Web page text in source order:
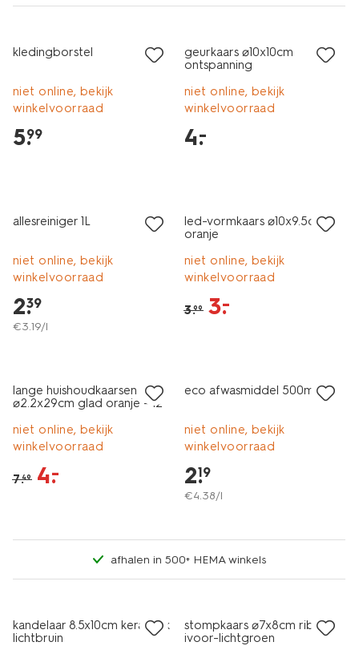
kledingborstel
niet online, bekijk
winkelvoorraad
5.
99
geurkaars ⌀10x10cm
ontspanning
niet online, bekijk
winkelvoorraad
4.
–
allesreiniger 1L
niet online, bekijk
winkelvoorraad
2.
39
€3.19/l
led-vormkaars ⌀10x9.5cm
oranje
niet online, bekijk
winkelvoorraad
3.99 3.
–
vegan
lange huishoudkaarsen
⌀2.2x29cm glad oranje - 12
niet online, bekijk
winkelvoorraad
7.49 4.
–
eco afwasmiddel 500ml
niet online, bekijk
winkelvoorraad
2.
19
€4.38/l
afhalen in 500+ HEMA winkels
kandelaar 8.5x10cm keramiek
lichtbruin
vegan
stompkaars ⌀7x8cm ribbel
ivoor-lichtgroen